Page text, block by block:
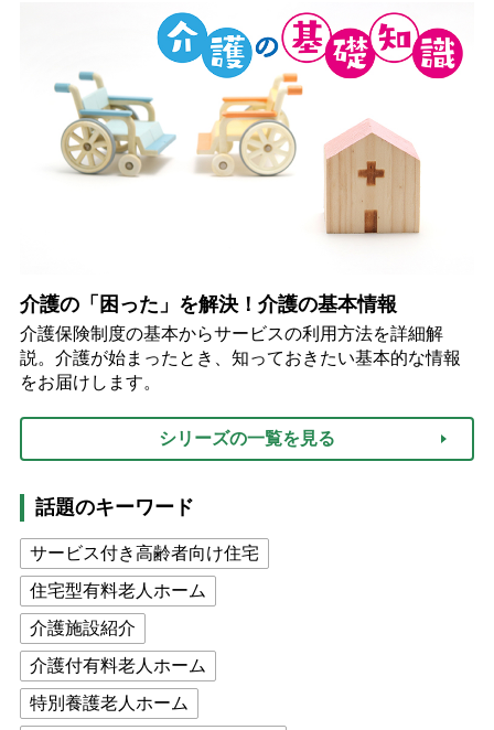
介護の「困った」を解決！介護の基本情報
介護保険制度の基本からサービスの利用方法を詳細解
説。介護が始まったとき、知っておきたい基本的な情報
をお届けします。
シリーズの一覧を見る
話題のキーワード
サービス付き高齢者向け住宅
住宅型有料老人ホーム
介護施設紹介
介護付有料老人ホーム
特別養護老人ホーム